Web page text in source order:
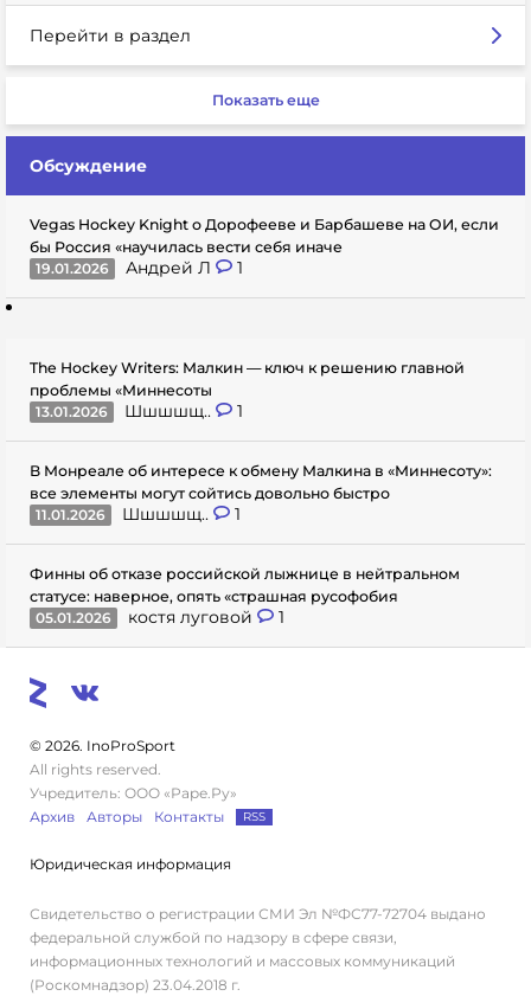
Перейти в раздел
Показать еще
Обсуждение
Vegas Hockey Knight о Дорофееве и Барбашеве на ОИ, если
бы Россия «научилась вести себя иначе
19.01.2026
Андрей Л 1
The Hockey Writers: Малкин — ключ к решению главной
проблемы «Миннесоты
13.01.2026
Шшшшщ.. 1
В Монреале об интересе к обмену Малкина в «Миннесоту»:
все элементы могут сойтись довольно быстро
11.01.2026
Шшшшщ.. 1
Финны об отказе российской лыжнице в нейтральном
статусе: наверное, опять «страшная русофобия
05.01.2026
костя луговой 1
© 2026. InoProSport
All rights reserved.
Учредитель: ООО «Раре.Ру»
Архив
Авторы Контакты RSS
Юридическая информация
Свидетельство о регистрации СМИ Эл №ФС77-72704 выдано
федеральной службой по надзору в сфере связи,
информационных технологий и массовых коммуникаций
(Роскомнадзор) 23.04.2018 г.